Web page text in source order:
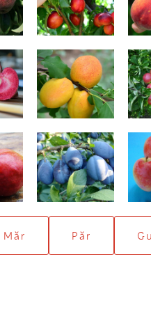
Sulmona
Stanley
Măr Păr